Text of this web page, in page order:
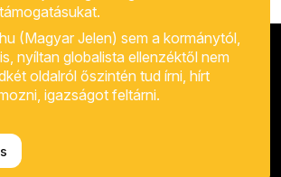
(Magyar Jelen) sem a kormánytól,
nyíltan globalista ellenzéktől nem
oldalról őszintén tud írni, hírt
igazságot feltárni.